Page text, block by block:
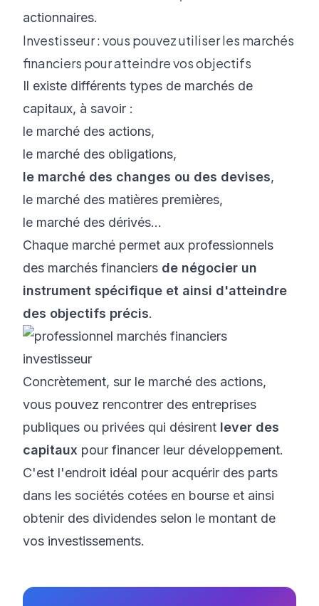
actionnaires.
Investisseur : vous pouvez utiliser les marchés
financiers pour atteindre vos objectifs
Il existe différents types de marchés de
capitaux, à savoir :
le marché des actions,
le marché des obligations,
le marché des changes ou des devises,
le marché des matières premières,
le marché des dérivés…
Chaque marché permet aux professionnels
des marchés financiers de négocier un
instrument spécifique et ainsi d'atteindre
des objectifs précis.
Concrètement, sur le marché des actions,
vous pouvez rencontrer des entreprises
publiques ou privées qui désirent lever des
capitaux pour financer leur développement.
C'est l'endroit idéal pour acquérir des parts
dans les sociétés cotées en bourse et ainsi
obtenir des dividendes selon le montant de
vos investissements.